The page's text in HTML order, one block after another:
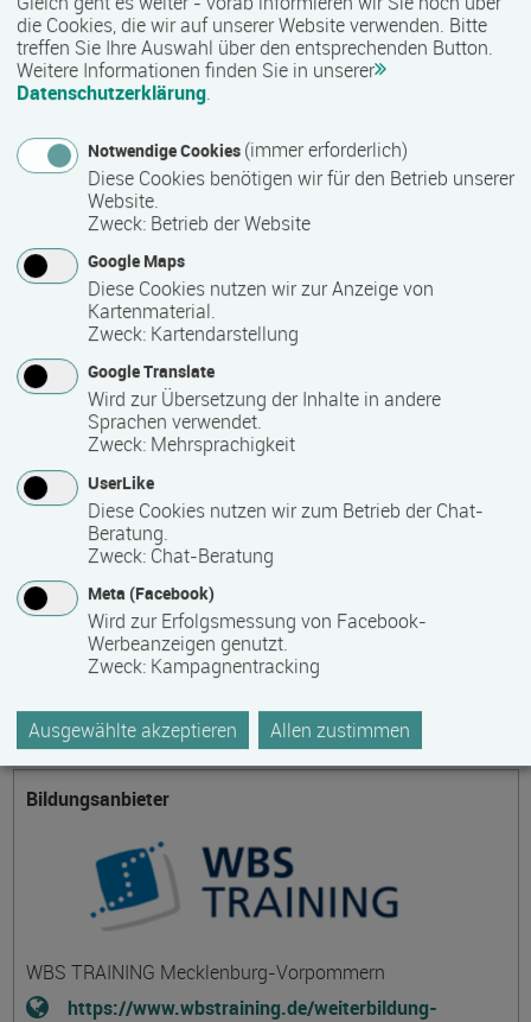
Diese Qualifizierung läuft in Teilzeit.
Mindest­teilnehmer­anzahl
1
Maximale Teilnehmerzahl
24
Teilnahmegebühr
0,00 €
Bitte kontaktieren Sie den Bildungsanbieter direkt, um
detaillierte Preisinformationen zu erhalten
Hinweis des Datenbankbetreibers: Bitte erfragen Sie beim
Anbieter eventuell auftretende Nebenkosten!
Themengebiet
Informatik-, Informations- und Kommunikationstechnologie
Bildungsanbieter
WBS TRAINING Mecklenburg-Vorpommern
https://www.wbstraining.de/weiterbildung-
die Cookies, die wir auf unserer Website verwenden. Bitte
treffen Sie Ihre Auswahl über den entsprechenden Button.
Weitere Informationen finden Sie in unserer
Datenschutzerklärung.
Notwendige Cookies (immer erforderlich)
Diese Cookies benötigen wir für den Betrieb unserer
Website.
Zweck: Betrieb der Website
Google Maps
Diese Cookies nutzen wir zur Anzeige von
Kartenmaterial.
Zweck: Kartendarstellung
Google Translate
Wird zur Übersetzung der Inhalte in andere
Sprachen verwendet.
Zweck: Mehrsprachigkeit
UserLike
Diese Cookies nutzen wir zum Betrieb der Chat-
Beratung.
Zweck: Chat-Beratung
Meta (Facebook)
Wird zur Erfolgsmessung von Facebook-
Werbeanzeigen genutzt.
Zweck: Kampagnentracking
Ausgewählte akzeptieren Allen zustimmen